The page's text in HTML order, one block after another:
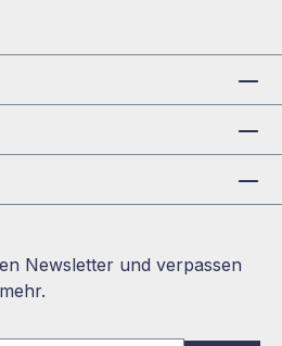
Newsletter und verpassen